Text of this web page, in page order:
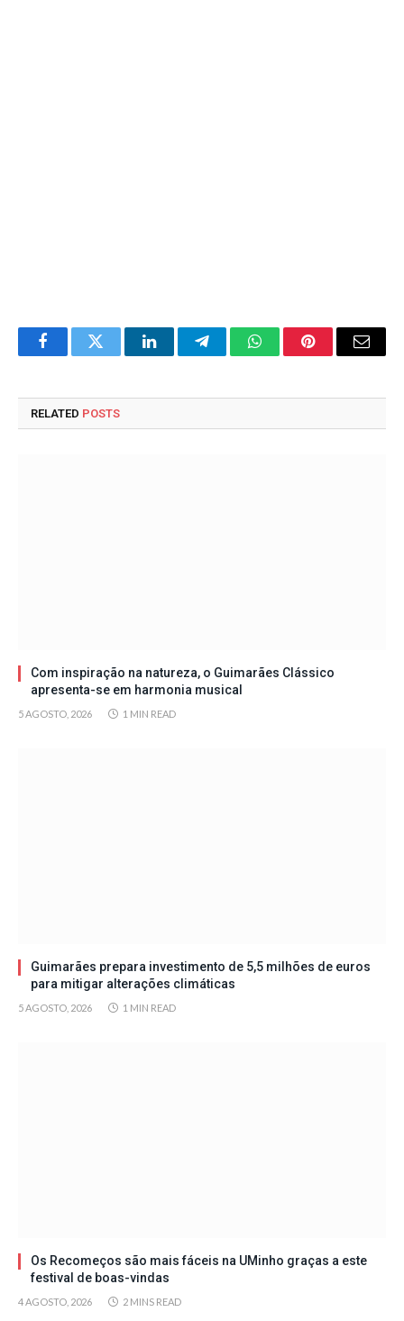
FacebookTwitter LinkedInTelegramWhatsAppPinterestEmail
RELATED POSTS
Com inspiração na natureza, o Guimarães Clássico
apresenta-se em harmonia musical
5 AGOSTO, 2026 1 MIN READ
Guimarães prepara investimento de 5,5 milhões de euros
para mitigar alterações climáticas
5 AGOSTO, 2026 1 MIN READ
Os Recomeços são mais fáceis na UMinho graças a este
festival de boas-vindas
4 AGOSTO, 2026 2 MINS READ